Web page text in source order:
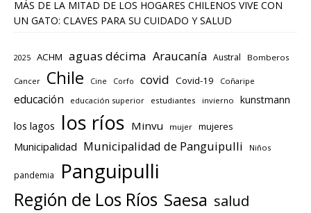
MÁS DE LA MITAD DE LOS HOGARES CHILENOS VIVE CON
UN GATO: CLAVES PARA SU CUIDADO Y SALUD
2025 ACHM aguas décima Araucanía Austral Bomberos
Cancer Chile Cine Corfo covid Covid-19 Coñaripe
educación educación superior estudiantes invierno kunstmann
los lagos los ríos Minvu mujer mujeres
Municipalidad Municipalidad de Panguipulli Niños
pandemia Panguipulli
Región de Los Ríos Saesa salud